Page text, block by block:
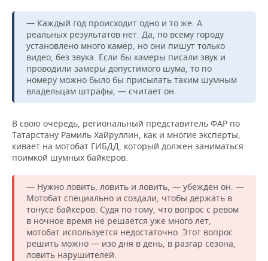
— Каждый год происходит одно и то же. А
реальных результатов нет. Да, по всему городу
установлено много камер, но они пишут только
видео, без звука. Если бы камеры писали звук и
проводили замеры допустимого шума, то по
номеру можно было бы присылать таким шумным
владельцам штрафы, — считает он.
В свою очередь, региональный представитель ФАР по
Татарстану Рамиль Хайруллин, как и многие эксперты,
кивает на мотобат ГИБДД, который должен заниматься
поимкой шумных байкеров.
— Нужно ловить, ловить и ловить, — убежден он. —
Мотобат специально и создали, чтобы держать в
тонусе байкеров. Судя по тому, что вопрос с ревом
в ночное время не решается уже много лет,
мотобат используется недостаточно. Этот вопрос
решить можно — изо дня в день, в разгар сезона,
ловить нарушителей.